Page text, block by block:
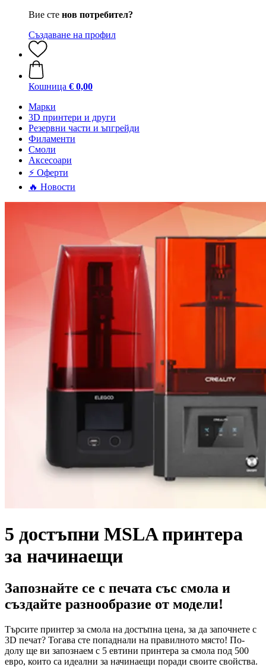
Вие сте нов потребител?
Създаване на профил
Кошница € 0,00
Mарки
3D принтери и други
Резервни части и ъпгрейди
Филаменти
Смоли
Аксесоари
⚡ Оферти
🔥 Новости
5 достъпни MSLA принтера
за начинаещи
Запознайте се с печата със смола и
създайте разнообразие от модели!
Търсите принтер за смола на достъпна цена, за да започнете с
3D печат? Тогава сте попаднали на правилното място! По-
долу ще ви запознаем с 5 евтини принтера за смола под 500
евро, които са идеални за начинаещи поради своите свойства.